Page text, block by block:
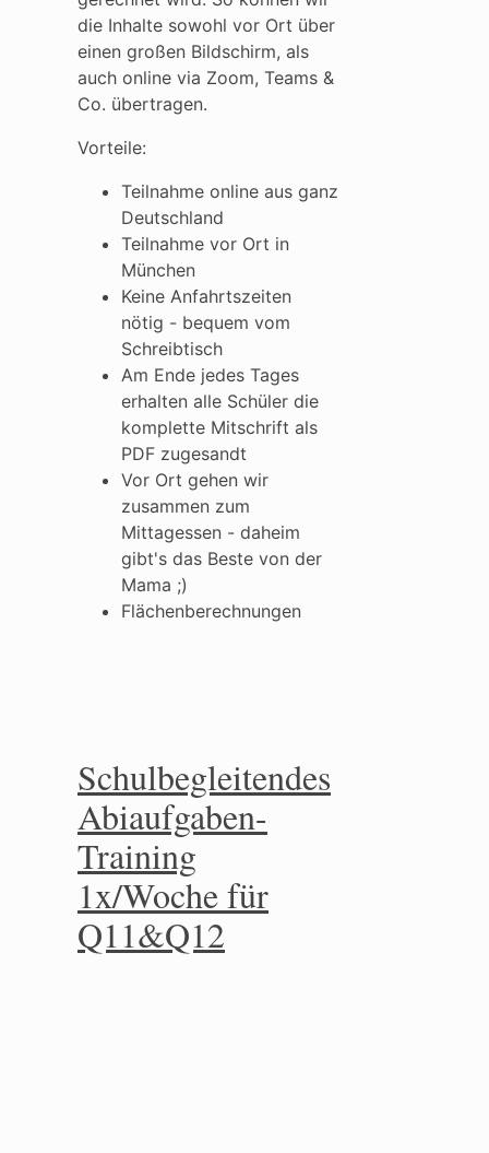
die Inhalte sowohl vor Ort über
einen großen Bildschirm, als
auch online via Zoom, Teams &
Co. übertragen.
Vorteile:
Teilnahme online aus ganz
Deutschland
Teilnahme vor Ort in
München
Keine Anfahrtszeiten
nötig - bequem vom
Schreibtisch
Am Ende jedes Tages
erhalten alle Schüler die
komplette Mitschrift als
PDF zugesandt
Vor Ort gehen wir
zusammen zum
Mittagessen - daheim
gibt's das Beste von der
Mama ;)
Flächenberechnungen
Schulbegleitendes
Abiaufgaben-
Training
1x/Woche für
Q11&Q12